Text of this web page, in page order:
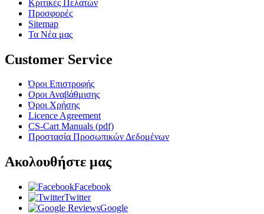
Κριτικές Πελατών
Προσφορές
Sitemap
Τα Νέα μας
Customer Service
Όροι Επιστροφής
Οροι Αναβάθμισης
Όροι Χρήσης
Licence Agreement
CS-Cart Manuals (pdf)
Προστασία Προσωπικών Δεδομένων
Ακολουθήστε μας
Facebook
Twitter
Google